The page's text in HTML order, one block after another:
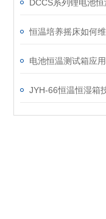
恒温培养摇床如何
电池恒温测试箱应
JYH-66恒温恒湿箱